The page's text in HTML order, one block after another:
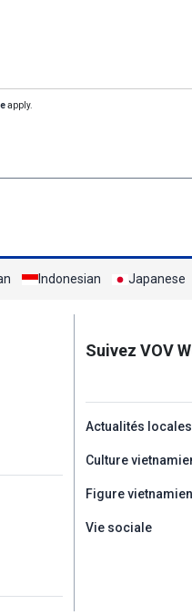
apply.
Indonesian Japanese
Mạng
Suivez VOV
menu
Actualités locales
Culture
Figure
Vie sociale